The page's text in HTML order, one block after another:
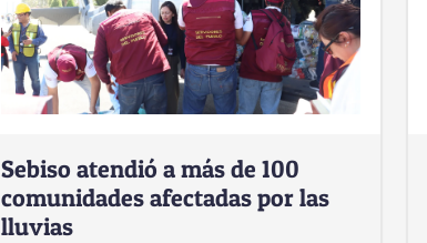
Sebiso atendió a más de 100
comunidades afectadas por las
lluvias